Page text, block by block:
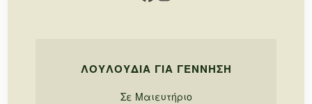
ΛΟΥΛΟΎΔΙΑ ΓΙΑ ΓΈΝΝΗΣΗ
Σε Μαιευτήριο